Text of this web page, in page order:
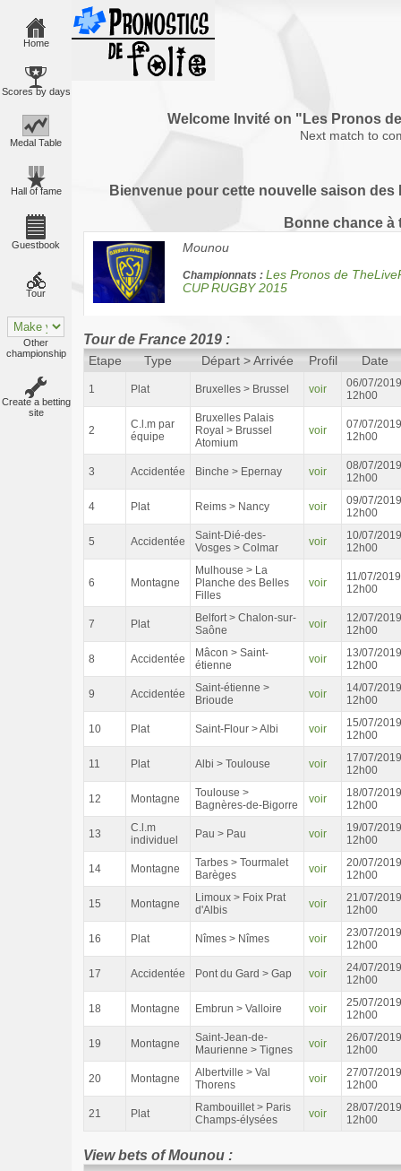
Home
Scores by days
Medal Table
Hall of fame
Guestbook
Tour
Other
championship
Create a betting
site
Welcome Invité on "Les Pronos
Next match to
Bienvenue pour cette nouvelle saison des
Bonne chance à
Mounou
Championnats : Les Pronos de
CUP RUGBY 2015
Tour de France 2019 :
Etape Type Départ > Arrivée Profil Date
1 Plat Bruxelles > Brussel voir
06/07/2019
12h00
2
C.l.m par
équipe
Bruxelles Palais
Royal > Brussel
Atomium
voir
07/07/2019
12h00
3 Accidentée Binche > Epernay voir
08/07/2019
12h00
4 Plat Reims > Nancy voir
09/07/2019
12h00
5 Accidentée
Saint-Dié-des-
Vosges > Colmar
voir
10/07/2019
12h00
6 Montagne
Mulhouse > La
Planche des Belles
Filles
voir
11/07/2019
12h00
7 Plat
Belfort > Chalon-sur-
Saône
voir
12/07/2019
12h00
8 Accidentée
Mâcon > Saint-
étienne
voir
13/07/2019
12h00
9 Accidentée
Saint-étienne >
Brioude
voir
14/07/2019
12h00
10 Plat Saint-Flour > Albi voir
15/07/2019
12h00
11 Plat Albi > Toulouse voir
17/07/2019
12h00
12 Montagne
Toulouse >
Bagnères-de-Bigorre
voir
18/07/2019
12h00
13
C.l.m
individuel
Pau > Pau voir
19/07/2019
12h00
14 Montagne
Tarbes > Tourmalet
Barèges
voir
20/07/2019
12h00
15 Montagne
Limoux > Foix Prat
d'Albis
voir
21/07/2019
12h00
16 Plat Nîmes > Nîmes voir
23/07/2019
12h00
17 Accidentée Pont du Gard > Gap voir
24/07/2019
12h00
18 Montagne Embrun > Valloire voir
25/07/2019
12h00
19 Montagne
Saint-Jean-de-
Maurienne > Tignes
voir
26/07/2019
12h00
20 Montagne
Albertville > Val
Thorens
voir
27/07/2019
12h00
21 Plat
Rambouillet > Paris
Champs-élysées
voir
28/07/2019
12h00
View bets of Mounou :